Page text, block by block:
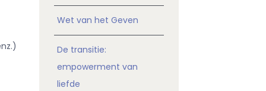
Wet van het Geven
De transitie:
empowerment van
liefde